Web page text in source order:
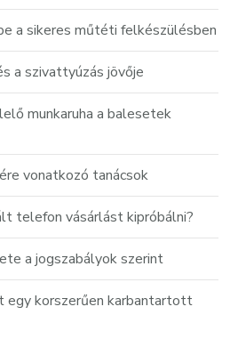
a sikeres műtéti felkészülésben
a szivattyúzás jövője
munkaruha a balesetek
vonatkozó tanácsok
telefon vásárlást kipróbálni?
a jogszabályok szerint
egy korszerűen karbantartott